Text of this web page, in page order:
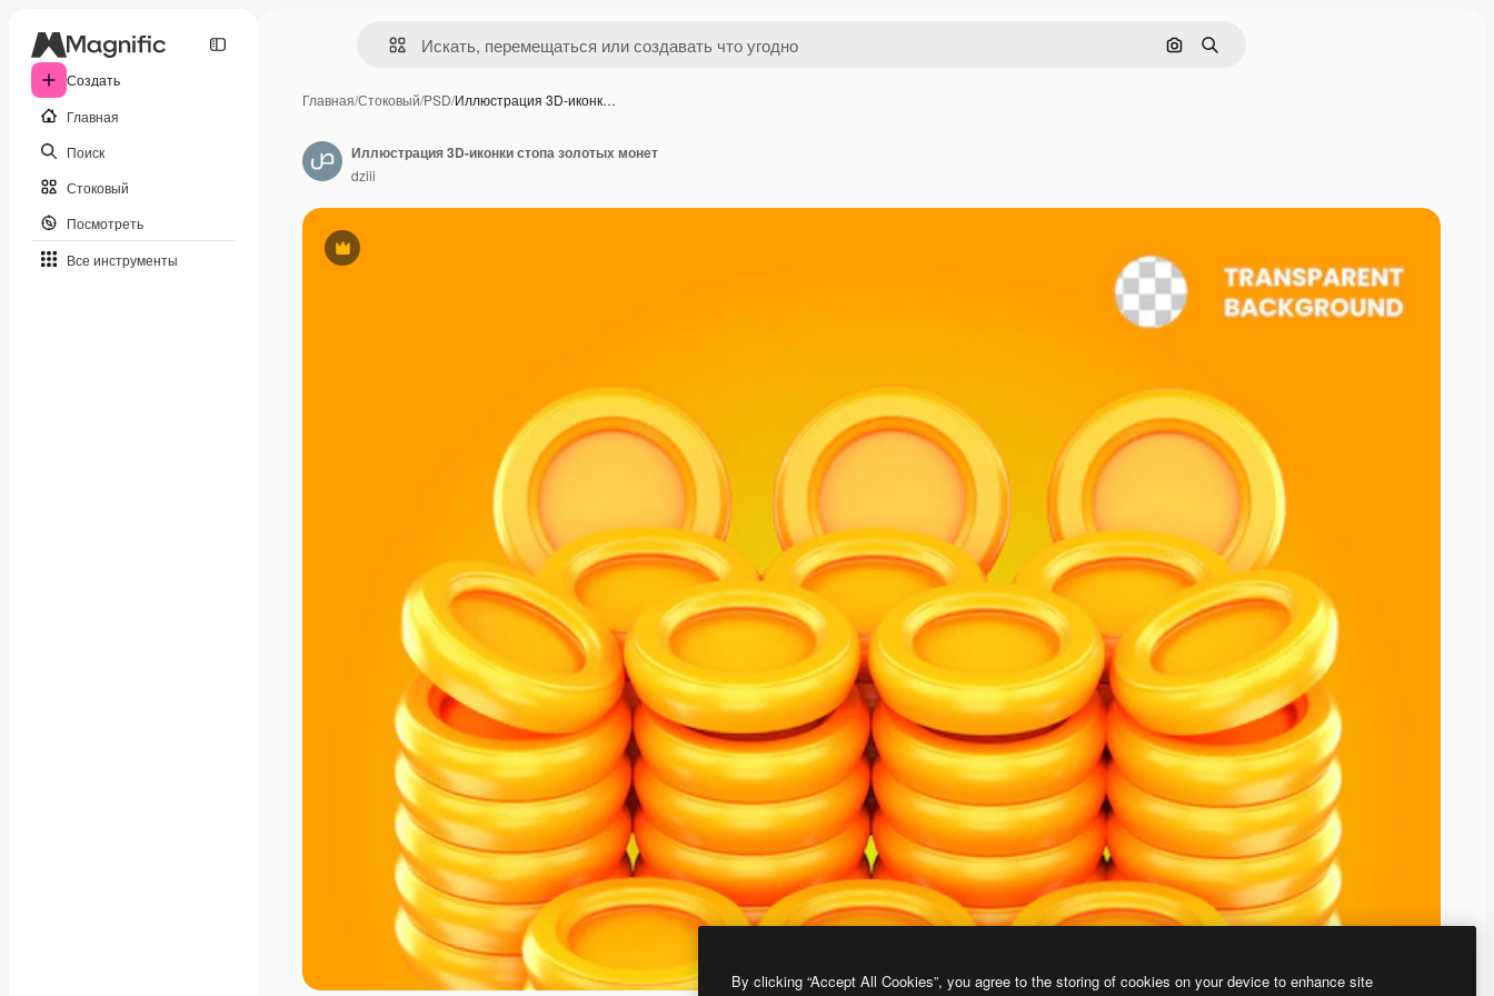
Создать
Главная
Поиск
Стоковый
Посмотреть
Все инструменты
Поиск по изображению
Поиск
Главная/Стоковый/PSD/Иллюстрация 3D-иконк…
Премиум
Иллюстрация 3D-иконки стопа золотых монет
dziii
By clicking “Accept All Cookies”, you agree to the storing of cookies on your device to enhance site